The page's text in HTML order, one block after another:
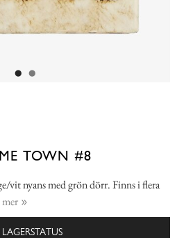
TOWN #8
vit nyans med grön dörr. Finns i flera
mer